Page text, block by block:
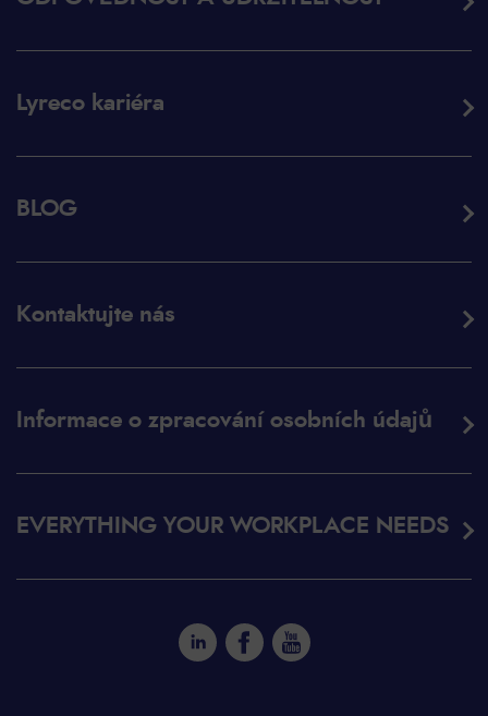
Lyreco kariéra
BLOG
Kontaktujte nás
Informace o zpracování osobních údajů
EVERYTHING YOUR WORKPLACE NEEDS